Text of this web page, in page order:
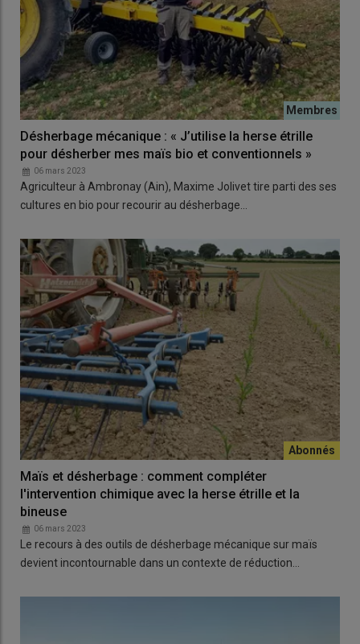
Désherbage mécanique : « J’utilise la herse étrille
pour désherber mes maïs bio et conventionnels »
06 mars 2023
Agriculteur à Ambronay (Ain), Maxime Jolivet tire parti des ses
cultures en bio pour recourir au désherbage…
Maïs et désherbage : comment compléter
l'intervention chimique avec la herse étrille et la
bineuse
06 mars 2023
Le recours à des outils de désherbage mécanique sur maïs
devient incontournable dans un contexte de réduction…